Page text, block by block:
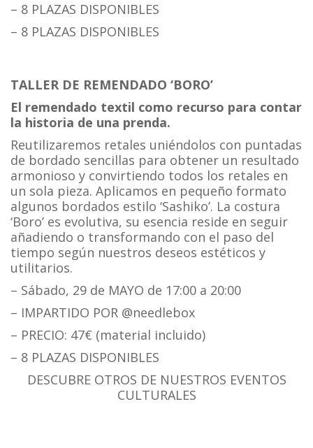
– 8 PLAZAS DISPONIBLES
– 8 PLAZAS DISPONIBLES
TALLER DE REMENDADO ‘BORO’
El remendado textil como recurso para contar
la historia de una prenda.
Reutilizaremos retales uniéndolos con puntadas
de bordado sencillas para obtener un resultado
armonioso y convirtiendo todos los retales en
un sola pieza. Aplicamos en pequeño formato
algunos bordados estilo ‘Sashiko’. La costura
‘Boro’ es evolutiva, su esencia reside en seguir
añadiendo o transformando con el paso del
tiempo según nuestros deseos estéticos y
utilitarios.
– Sábado, 29 de MAYO de 17:00 a 20:00
– IMPARTIDO POR @needlebox
– PRECIO: 47€ (material incluido)
– 8 PLAZAS DISPONIBLES
DESCUBRE OTROS DE NUESTROS EVENTOS
CULTURALES